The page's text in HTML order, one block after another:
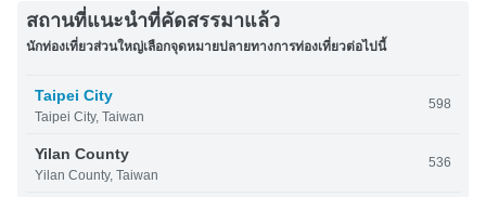
สถานที่แนะนำที่คัดสรรมาแล้ว
นักท่องเที่ยวส่วนใหญ่เลือกจุดหมายปลายทางการท่องเที่ยวต่อไปนี้
Taipei City
Taipei City, Taiwan
598
Yilan County
Yilan County, Taiwan
536